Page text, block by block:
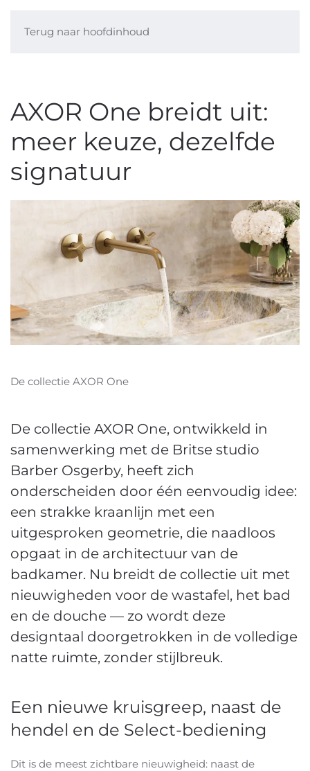
Terug naar hoofdinhoud
AXOR One breidt uit:
meer keuze, dezelfde
signatuur
De collectie AXOR One
De collectie AXOR One, ontwikkeld in
samenwerking met de Britse studio
Barber Osgerby, heeft zich
onderscheiden door één eenvoudig idee:
een strakke kraanlijn met een
uitgesproken geometrie, die naadloos
opgaat in de architectuur van de
badkamer. Nu breidt de collectie uit met
nieuwigheden voor de wastafel, het bad
en de douche — zo wordt deze
designtaal doorgetrokken in de volledige
natte ruimte, zonder stijlbreuk.
Een nieuwe kruisgreep, naast de
hendel en de Select-bediening
Dit is de meest zichtbare nieuwigheid: naast de